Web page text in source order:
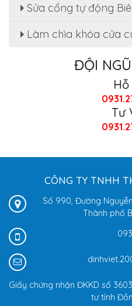
Sửa cổng tự động
Làm chìa khóa cửa
ĐỘI
Tư
CÔNG TY TNHH
Số 990, Đường
Thành phố
Giấy chứng nhận ĐKKD số
tư tỉnh